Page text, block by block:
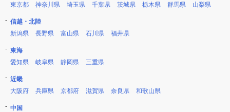
東京都
神奈川県 埼玉県 千葉県 茨城県 栃木県 群馬県 山梨県
信越・北陸
新潟県
長野県 富山県 石川県 福井県
東海
愛知県
岐阜県 静岡県 三重県
近畿
大阪府
兵庫県 京都府 滋賀県 奈良県 和歌山県
中国